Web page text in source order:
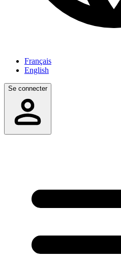
Français
English
Se connecter